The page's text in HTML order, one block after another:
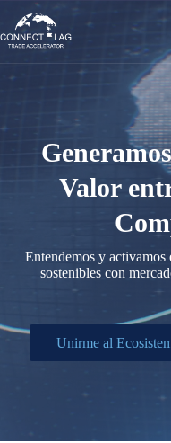
contenido
Valor
Entendemos y activamos
sostenibles con
Unirme al